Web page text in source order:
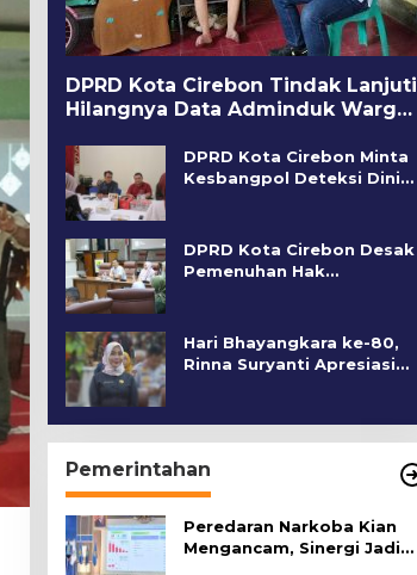
DPRD Kota Cirebon Tindak Lanjuti
Hilangnya Data Adminduk Warga
DPRD Kota Cirebon Minta
Kesbangpol Deteksi Dini
DPRD Kota Cirebon Desak
Pemenuhan Hak
Hari Bhayangkara ke-80,
Rinna Suryanti Apresiasi
Pemerintahan
Peredaran Narkoba Kian
Mengancam, Sinergi Jadi